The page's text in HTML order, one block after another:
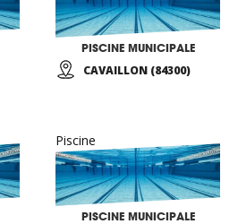
PISCINE MUNICIPALE
CAVAILLON (84300)
Piscine
PISCINE MUNICIPALE